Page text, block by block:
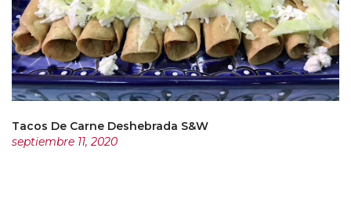
Tacos De Carne Deshebrada S&W
septiembre 11, 2020